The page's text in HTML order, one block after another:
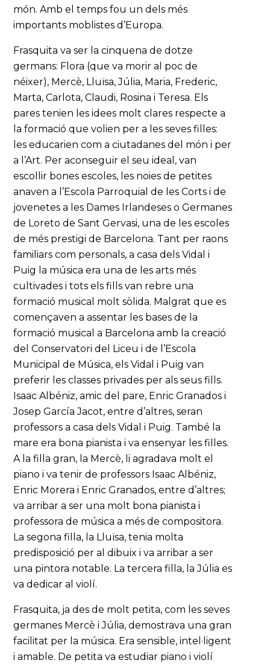
món. Amb el temps fou un dels més
importants moblistes d’Europa.
Frasquita va ser la cinquena de dotze
germans: Flora (que va morir al poc de
néixer), Mercè, Lluïsa, Júlia, Maria, Frederic,
Marta, Carlota, Claudi, Rosina i Teresa. Els
pares tenien les idees molt clares respecte a
la formació que volien per a les seves filles:
les educarien com a ciutadanes del món i per
a l’Art. Per aconseguir el seu ideal, van
escollir bones escoles, les noies de petites
anaven a l’Escola Parroquial de les Corts i de
jovenetes a les Dames Irlandeses o Germanes
de Loreto de Sant Gervasi, una de les escoles
de més prestigi de Barcelona. Tant per raons
familiars com personals, a casa dels Vidal i
Puig la música era una de les arts més
cultivades i tots els fills van rebre una
formació musical molt sòlida. Malgrat que es
començaven a assentar les bases de la
formació musical a Barcelona amb la creació
del Conservatori del Liceu i de l’Escola
Municipal de Música, els Vidal i Puig van
preferir les classes privades per als seus fills.
Isaac Albéniz, amic del pare, Enric Granados i
Josep García Jacot, entre d’altres, seran
professors a casa dels Vidal i Puig. També la
mare era bona pianista i va ensenyar les filles.
A la filla gran, la Mercè, li agradava molt el
piano i va tenir de professors Isaac Albéniz,
Enric Morera i Enric Granados, entre d’altres;
va arribar a ser una molt bona pianista i
professora de música a més de compositora.
La segona filla, la Lluïsa, tenia molta
predisposició per al dibuix i va arribar a ser
una pintora notable. La tercera filla, la Júlia es
va dedicar al violí.
Frasquita, ja des de molt petita, com les seves
germanes Mercè i Júlia, demostrava una gran
facilitat per la música. Era sensible, intel·ligent
i amable. De petita va estudiar piano i violí